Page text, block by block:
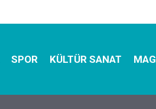
SPOR KÜLTÜR SANAT